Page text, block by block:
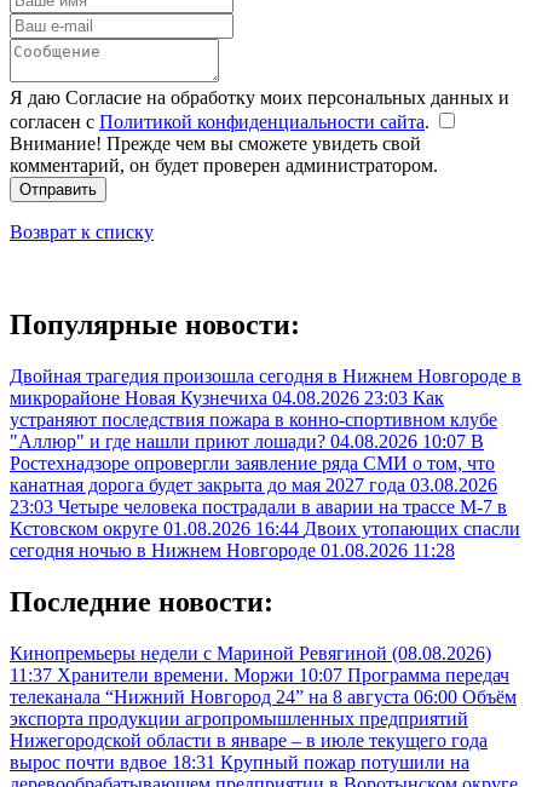
Я даю Согласие на обработку моих персональных данных и
согласен с Политикой конфиденциальности сайта.
Внимание! Прежде чем вы сможете увидеть свой
комментарий, он будет проверен администратором.
Отправить
Возврат к списку
Популярные новости:
Двойная трагедия произошла сегодня в Нижнем Новгороде в
микрорайоне Новая Кузнечиха 04.08.2026 23:03 Как
устраняют последствия пожара в конно-спортивном клубе
"Аллюр" и где нашли приют лошади? 04.08.2026 10:07 В
Ростехнадзоре опровергли заявление ряда СМИ о том, что
канатная дорога будет закрыта до мая 2027 года 03.08.2026
23:03 Четыре человека пострадали в аварии на трассе М-7 в
Кстовском округе 01.08.2026 16:44 Двоих утопающих спасли
сегодня ночью в Нижнем Новгороде 01.08.2026 11:28
Последние новости:
Кинопремьеры недели с Мариной Ревягиной (08.08.2026)
11:37 Хранители времени. Моржи 10:07 Программа передач
телеканала “Нижний Новгород 24” на 8 августа 06:00 Объём
экспорта продукции агропромышленных предприятий
Нижегородской области в январе – в июле текущего года
вырос почти вдвое 18:31 Крупный пожар потушили на